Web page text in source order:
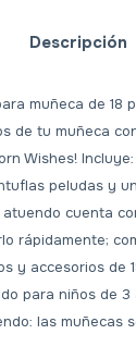
Descripción
muñeca de 18
de tu muñeca
Wishes!
peludas y
cuenta
rápidamente;
y accesorios de
para niños de 3
las muñecas